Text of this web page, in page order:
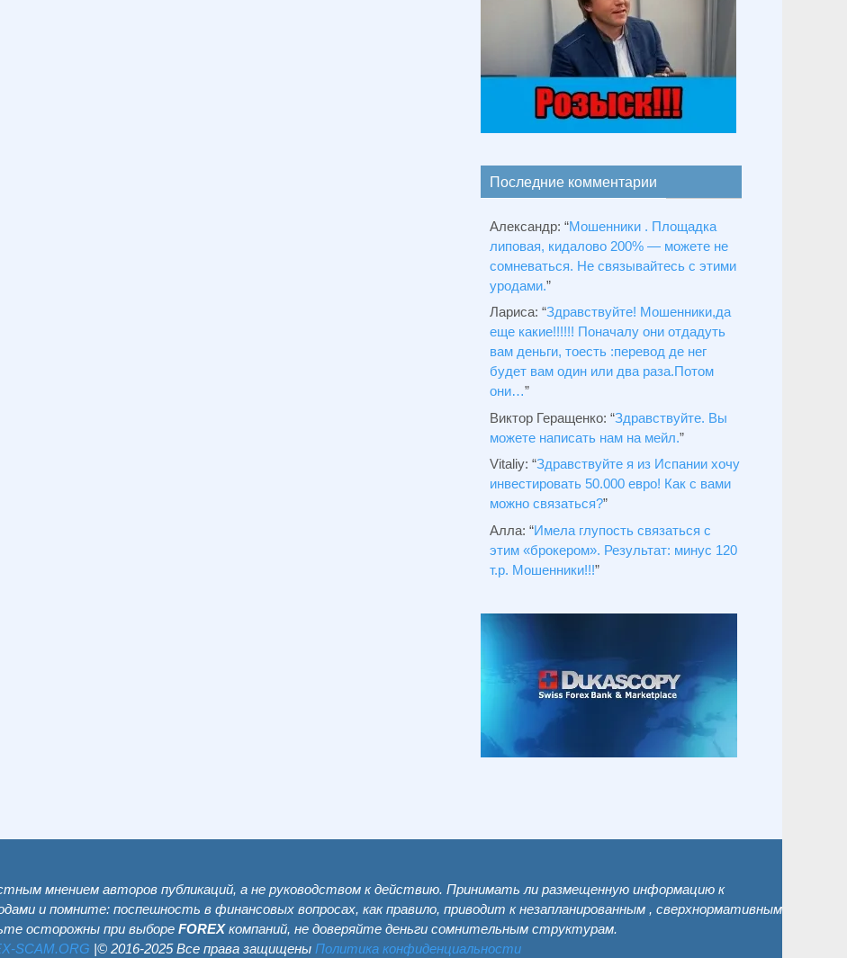
Последние комментарии
Александр: “Мошенники . Площадка
липовая, кидалово 200% — можете не
сомневаться. Не связывайтесь с этими
уродами.”
Лариса: “Здравствуйтe! Мошенники,да
еще какие!!!!!! Поначалу они отдадуть
вам деньги, тоесть :перевод де нег
будет вам один или два раза.Потом
они…”
Виктор Геращенко: “Здравствуйте. Вы
можете написать нам на мейл.”
Vitaliy: “Здравствуйте я из Испании хочу
инвестировать 50.000 евро! Как с вами
можно связаться?”
Алла: “Имела глупость связаться с
этим «брокером». Результат: минус 120
т.р. Мошенники!!!”
мнением авторов публикаций, а не руководством к действию. Принимать ли размещенную информацию к
и помните: поспешность в финансовых вопросах, как правило, приводит к незапланированным , сверхнормативным
осторожны при выборе FOREXкомпаний, не доверяйте деньги сомнительным структурам.
SCAM.ОRG |© 2016-2025 Все права защищены Политика конфиденциальности